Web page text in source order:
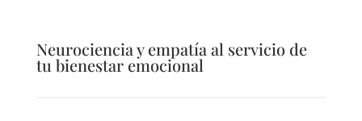
Neurociencia y empatía al servicio de
tu bienestar emocional